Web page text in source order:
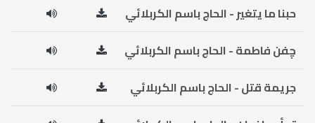
حبنا ما يتغير - الحاج باسم الكربلائي
چفن فاطمة - الحاج باسم الكربلائي
جريمة قتل - الحاج باسم الكربلائي